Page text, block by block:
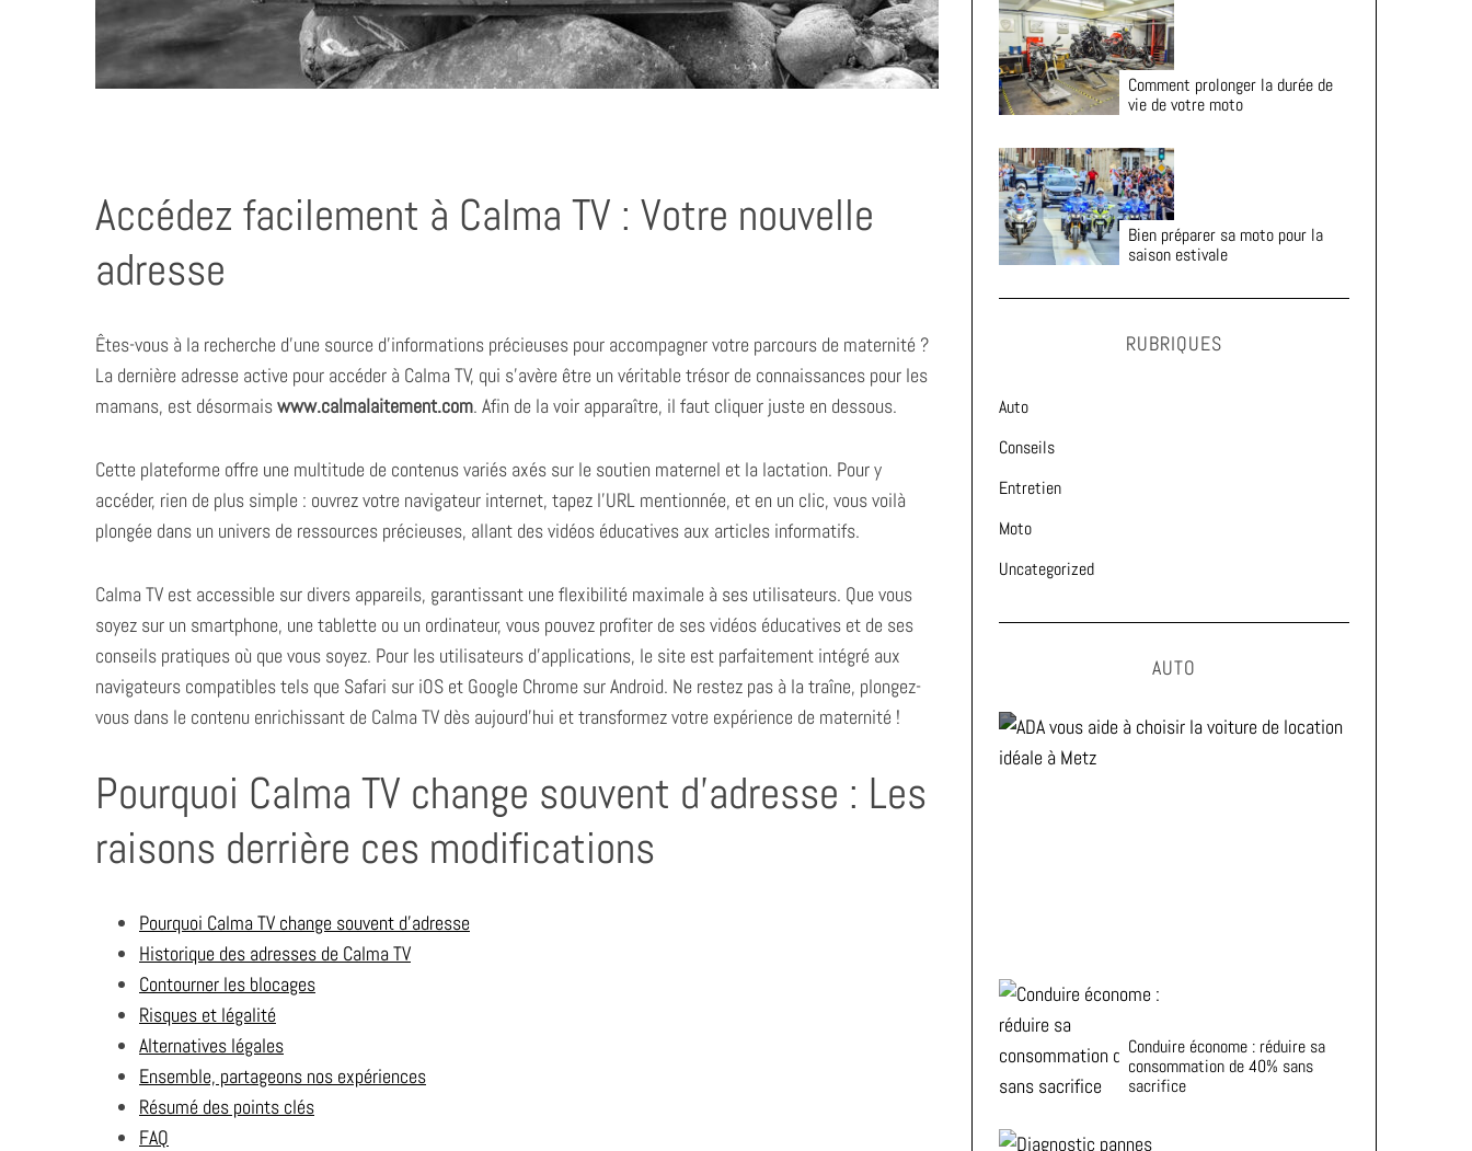
Accédez facilement à Calma TV : Votre nouvelle
adresse
Êtes-vous à la recherche d’une source d’informations précieuses pour accompagner votre parcours de maternité ?
La dernière adresse active pour accéder à Calma TV, qui s’avère être un véritable trésor de connaissances pour les
mamans, est désormaiswww.calmalaitement.com. Afin de la voir apparaître, il faut cliquer juste en dessous.
Cette plateforme offre une multitude de contenus variés axés sur le soutien maternel et la lactation. Pour y
accéder, rien de plus simple : ouvrez votre navigateur internet, tapez l’URL mentionnée, et en un clic, vous voilà
plongée dans un univers de ressources précieuses, allant des vidéos éducatives aux articles informatifs.
Calma TV est accessible sur divers appareils, garantissant une flexibilité maximale à ses utilisateurs. Que vous
soyez sur un smartphone, une tablette ou un ordinateur, vous pouvez profiter de ses vidéos éducatives et de ses
conseils pratiques où que vous soyez. Pour les utilisateurs d’applications, le site est parfaitement intégré aux
navigateurs compatibles tels que Safari sur iOS et Google Chrome sur Android. Ne restez pas à la traîne, plongez-
vous dans le contenu enrichissant de Calma TV dès aujourd’hui et transformez votre expérience de maternité !
Pourquoi Calma TV change souvent d’adresse : Les
raisons derrière ces modifications
Pourquoi Calma TV change souvent d’adresse
Historique des adresses de Calma TV
Contourner les blocages
Risques et légalité
Alternatives légales
Ensemble, partageons nos expériences
Résumé des points clés
FAQ
Comment prolonger la durée de
vie de votre moto
Bien préparer sa moto pour la
saison estivale
RUBRIQUES
Auto
Conseils
Entretien
Moto
Uncategorized
AUTO
Conduire économe : réduire sa
consommation de 40% sans
sacrifice
S
e